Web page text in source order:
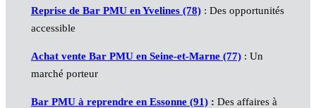
Reprise de Bar PMU en Yvelines (78): Des opportunités
accessible
Achat vente Bar PMU en Seine-et-Marne (77): Un
marché porteur
Bar PMU à reprendre en Essonne (91): Des affaires à